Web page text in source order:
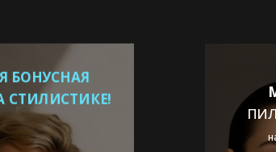
БОНУСНАЯ
СТИЛИСТИКЕ!